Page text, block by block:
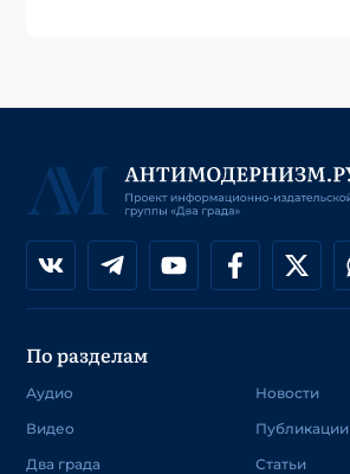
По разделам
Аудио
Видео
Два града
Новости
Публикации
Статьи